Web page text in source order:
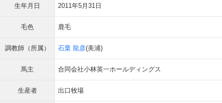
生年月日 2011年5月31日
毛色 鹿毛
調教師（所属） 石栗 龍彦(美浦)
馬主 合同会社小林英一ホールディングス
生産者 出口牧場